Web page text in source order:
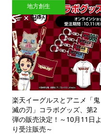
地方創生
楽天イーグルスとアニメ「鬼
滅の刃」コラボグッズ、第2
弾の販売決定！～10月11日よ
り受注販売～